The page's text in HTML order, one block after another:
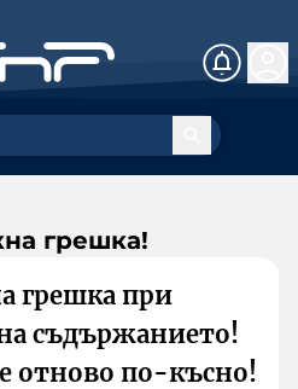
грешка!
грешка при
съдържанието!
отново по-късно!